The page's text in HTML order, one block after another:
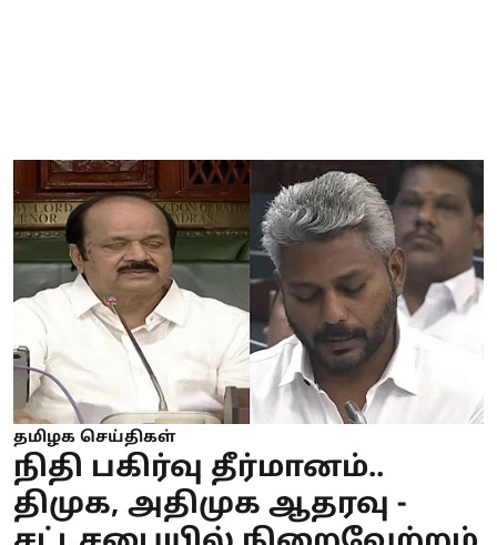
தமிழக செய்திகள்
நிதி பகிர்வு தீர்மானம்..
திமுக, அதிமுக ஆதரவு -